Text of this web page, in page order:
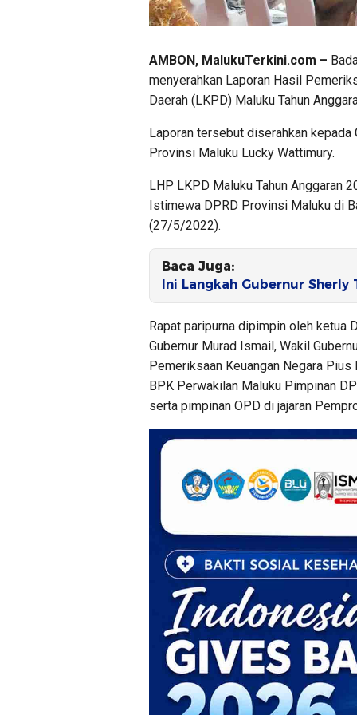
AMBON, MalukuTerkini.com –
menyerahkan Laporan Hasil
Daerah (LKPD) Maluku Tahun
Laporan tersebut diserahkan kepada
Provinsi Maluku Lucky Wattimury.
LHP LKPD Maluku Tahun Anggaran
Istimewa DPRD Provinsi Maluku di
(27/5/2022).
Baca Juga:
Ini Langkah Gubernur
Rapat paripurna dipimpin oleh ketua
Gubernur Murad Ismail, Wakil
Pemeriksaan Keuangan Negara
BPK Perwakilan Maluku Pimpinan
serta pimpinan OPD di jajaran